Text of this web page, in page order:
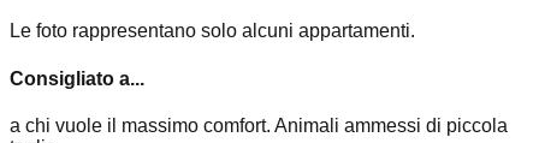
Le foto rappresentano solo alcuni appartamenti.
Consigliato a...
a chi vuole il massimo comfort. Animali ammessi di piccola